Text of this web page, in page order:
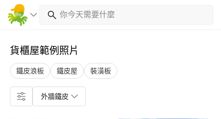
貨櫃屋範例照片
鐵皮浪板 鐵皮屋 裝潢板
外牆鐵皮